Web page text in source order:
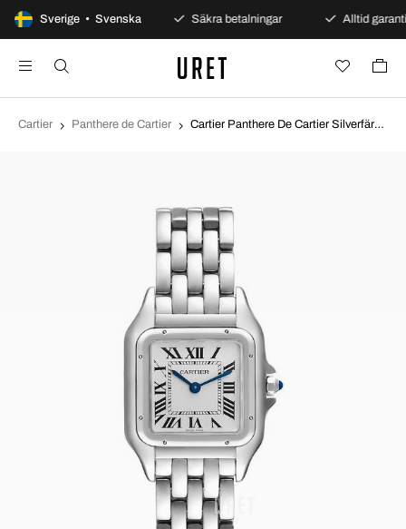
Sverige • Svenska
100 dagars öppet köp Säkra betalningar Alltid garanti
Cartier Panthere de Cartier Cartier Panthere De Cartier Silverfärgad/Stål WSPN0007